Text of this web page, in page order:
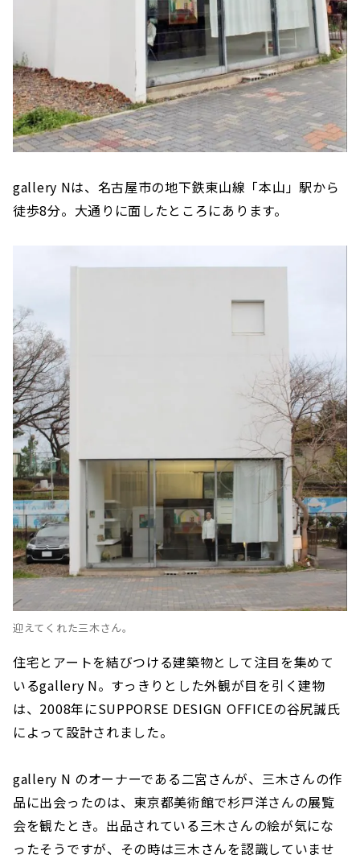
gallery Nは、名古屋市の地下鉄東山線「本山」駅から
徒歩8分。大通りに面したところにあります。
迎えてくれた三木さん。
住宅とアートを結びつける建築物として注目を集めて
いるgallery N。すっきりとした外観が目を引く建物
は、2008年にSUPPORSE DESIGN OFFICEの谷尻誠氏
によって設計されました。
gallery N のオーナーである二宮さんが、三木さんの作
品に出会ったのは、東京都美術館で杉戸洋さんの展覧
会を観たとき。出品されている三木さんの絵が気にな
ったそうですが、その時は三木さんを認識していませ